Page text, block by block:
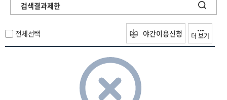
검색결과제한
전체선택 야간이용신청 더 보기